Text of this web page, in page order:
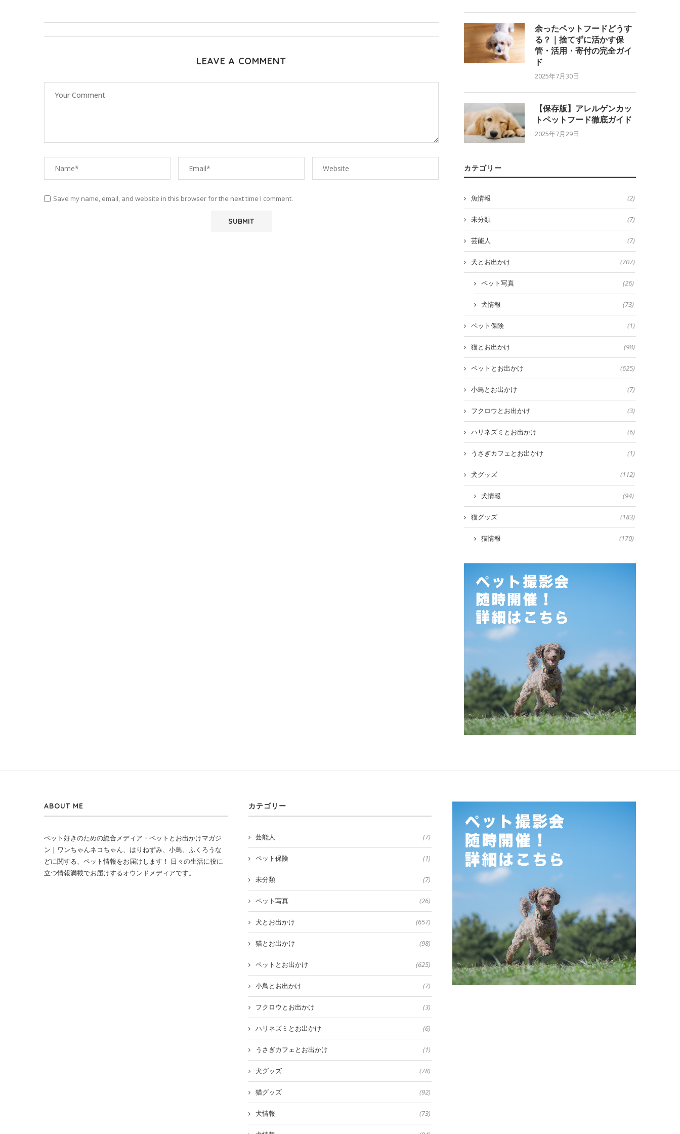
LEAVE A COMMENT
Save my name, email, and website in this browser for the next time I comment.
余ったペットフードどうす
る？｜捨てずに活かす保
管・活用・寄付の完全ガイ
ド
2025年7月30日
【保存版】アレルゲンカッ
トペットフード徹底ガイド
2025年7月29日
カテゴリー
魚情報 (2)
未分類 (7)
芸能人 (7)
犬とお出かけ (707)
ペット写真 (26)
犬情報 (73)
ペット保険 (1)
猫とお出かけ (98)
ペットとお出かけ (625)
小鳥とお出かけ (7)
フクロウとお出かけ (3)
ハリネズミとお出かけ (6)
うさぎカフェとお出かけ (1)
犬グッズ (112)
犬情報 (94)
猫グッズ (183)
猫情報 (170)
ABOUT ME
ペット好きのための総合メディア・ペットとお出かけマガジ
ン | ワンちゃんネコちゃん、はりねずみ、小鳥、ふくろうな
どに関する、ペット情報をお届けします！ 日々の生活に役に
立つ情報満載でお届けするオウンドメディアです。
カテゴリー
芸能人 (7)
ペット保険 (1)
未分類 (7)
ペット写真 (26)
犬とお出かけ (657)
猫とお出かけ (98)
ペットとお出かけ (625)
小鳥とお出かけ (7)
フクロウとお出かけ (3)
ハリネズミとお出かけ (6)
うさぎカフェとお出かけ (1)
犬グッズ (78)
猫グッズ (92)
犬情報 (73)